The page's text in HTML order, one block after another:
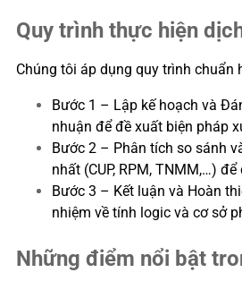
Quy trình thực hiện
Chúng tôi áp dụng quy trình
Bước 1 – Lập kế hoạch và
nhuận để đề xuất biện pháp
Bước 2 – Phân tích so sánh
nhất (CUP, RPM, TNMM,…)
Bước 3 – Kết luận và Hoàn
nhiệm về tính logic và cơ sở
Những điểm nổi bật